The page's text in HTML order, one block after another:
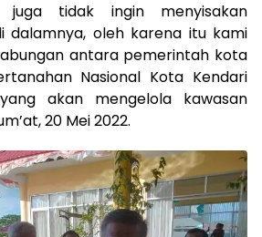
juga tidak ingin menyisakan
dalamnya, oleh karena itu kami
antara pemerintah kota
Nasional Kota Kendari
akan mengelola kawasan
20 Mei 2022.